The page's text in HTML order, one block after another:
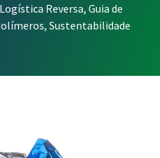
Reversa, Guia de
, Sustentabilidade